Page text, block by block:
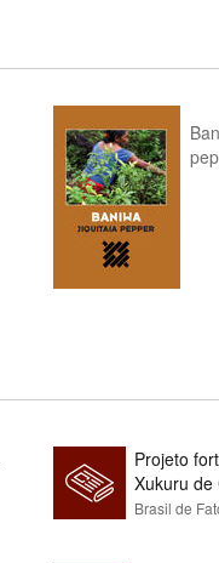
Projeto
Xukuru de
Brasil de